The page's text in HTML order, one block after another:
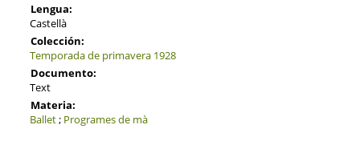
Lengua:
Castellà
Colección:
Temporada de primavera 1928
Documento:
Text
Materia:
Ballet; Programes de mà